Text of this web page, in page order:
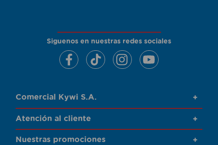
Siguenos en nuestras redes sociales
Comercial Kywi S.A. +
Atención al cliente +
Nuestras promociones +